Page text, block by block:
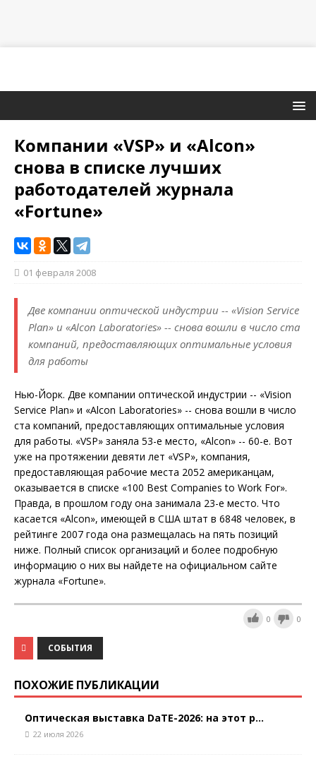
Компании «VSP» и «Alcon»
снова в списке лучших
работодателей журнала
«Fortune»
01 февраля 2008
Две компании оптической индустрии -- «Vision Service
Plan» и «Alcon Laboratories» -- снова вошли в число ста
компаний, предоставляющих оптимальные условия
для работы
Нью-Йорк. Две компании оптической индустрии -- «Vision
Service Plan» и «Alcon Laboratories» -- снова вошли в число
ста компаний, предоставляющих оптимальные условия
для работы. «VSP» заняла 53-е место, «Alcon» -- 60-е. Вот
уже на протяжении девяти лет «VSP», компания,
предоставляющая рабочие места 2052 американцам,
оказывается в списке «100 Best Companies to Work For».
Правда, в прошлом году она занимала 23-е место. Что
касается «Alcon», имеющей в США штат в 6848 человек, в
рейтинге 2007 года она размещалась на пять позиций
ниже. Полный список организаций и более подробную
информацию о них вы найдете на официальном сайте
журнала «Fortune».
0 0
СОБЫТИЯ
ПОХОЖИЕ ПУБЛИКАЦИИ
Оптическая выставка DaTE-2026: на этот р...
22 июля 2026